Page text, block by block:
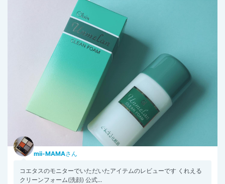
mii-MAMAさん
コエタスのモニターでいただいたアイテムのレビューです くれえる
クリーンフォーム(洗顔) 公式...